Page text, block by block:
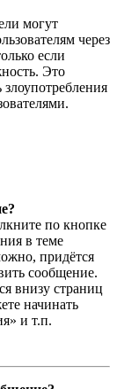
могут
через
если
Это
по кнопке
в теме
придётся
сообщение.
внизу страниц
начинать
и т.п.